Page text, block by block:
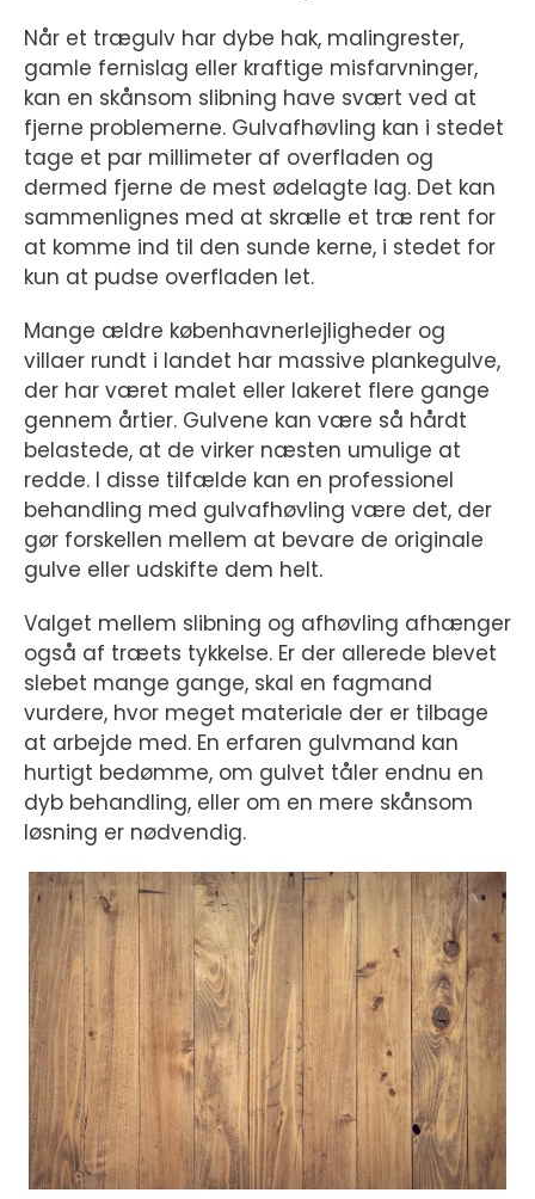
Når et trægulv har dybe hak, malingrester,
gamle fernislag eller kraftige misfarvninger,
kan en skånsom slibning have svært ved at
fjerne problemerne. Gulvafhøvling kan i stedet
tage et par millimeter af overfladen og
dermed fjerne de mest ødelagte lag. Det kan
sammenlignes med at skrælle et træ rent for
at komme ind til den sunde kerne, i stedet for
kun at pudse overfladen let.
Mange ældre københavnerlejligheder og
villaer rundt i landet har massive plankegulve,
der har været malet eller lakeret flere gange
gennem årtier. Gulvene kan være så hårdt
belastede, at de virker næsten umulige at
redde. I disse tilfælde kan en professionel
behandling med gulvafhøvling være det, der
gør forskellen mellem at bevare de originale
gulve eller udskifte dem helt.
Valget mellem slibning og afhøvling afhænger
også af træets tykkelse. Er der allerede blevet
slebet mange gange, skal en fagmand
vurdere, hvor meget materiale der er tilbage
at arbejde med. En erfaren gulvmand kan
hurtigt bedømme, om gulvet tåler endnu en
dyb behandling, eller om en mere skånsom
løsning er nødvendig.